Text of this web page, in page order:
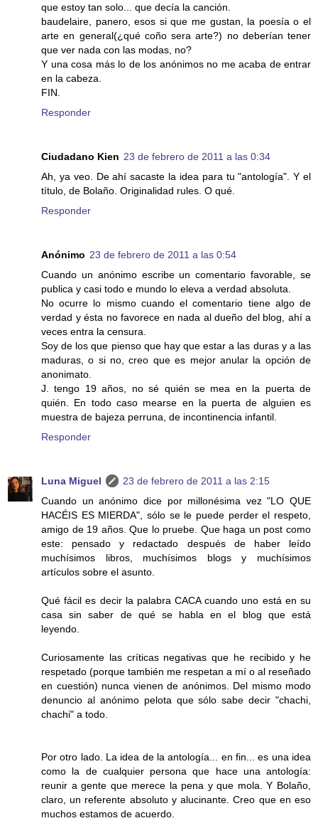
que estoy tan solo... que decía la canción.
baudelaire, panero, esos si que me gustan, la poesía o el
arte en general(¿qué coño sera arte?) no deberían tener
que ver nada con las modas, no?
Y una cosa más lo de los anónimos no me acaba de entrar
en la cabeza.
FIN.
Responder
Ciudadano Kien 23 de febrero de 2011 a las 0:34
Ah, ya veo. De ahí sacaste la idea para tu "antología". Y el
título, de Bolaño. Originalidad rules. O qué.
Responder
Anónimo 23 de febrero de 2011 a las 0:54
Cuando un anónimo escribe un comentario favorable, se
publica y casi todo e mundo lo eleva a verdad absoluta.
No ocurre lo mismo cuando el comentario tiene algo de
verdad y ésta no favorece en nada al dueño del blog, ahí a
veces entra la censura.
Soy de los que pienso que hay que estar a las duras y a las
maduras, o si no, creo que es mejor anular la opción de
anonimato.
J. tengo 19 años, no sé quién se mea en la puerta de
quién. En todo caso mearse en la puerta de alguien es
muestra de bajeza perruna, de incontinencia infantil.
Responder
Luna Miguel
23 de febrero de 2011 a las 2:15
Cuando un anónimo dice por millonésima vez "LO QUE
HACÉIS ES MIERDA", sólo se le puede perder el respeto,
amigo de 19 años. Que lo pruebe. Que haga un post como
este: pensado y redactado después de haber leído
muchísimos libros, muchísimos blogs y muchísimos
artículos sobre el asunto.
Qué fácil es decir la palabra CACA cuando uno está en su
casa sin saber de qué se habla en el blog que está
leyendo.
Curiosamente las críticas negativas que he recibido y he
respetado (porque también me respetan a mí o al reseñado
en cuestión) nunca vienen de anónimos. Del mismo modo
denuncio al anónimo pelota que sólo sabe decir "chachi,
chachi" a todo.
Por otro lado. La idea de la antología... en fin... es una idea
como la de cualquier persona que hace una antología:
reunir a gente que merece la pena y que mola. Y Bolaño,
claro, un referente absoluto y alucinante. Creo que en eso
muchos estamos de acuerdo.